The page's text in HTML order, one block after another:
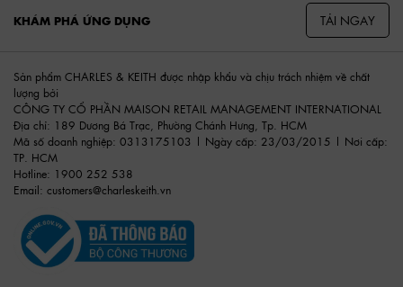
KHÁM PHÁ ỨNG DỤNG TẢI NGAY
Sản phẩm CHARLES & KEITH được nhập khẩu và chịu trách nhiệm về chất
lượng bởi
CÔNG TY CỔ PHẦN MAISON RETAIL MANAGEMENT INTERNATIONAL
Địa chỉ: 189 Dương Bá Trạc, Phường Chánh Hưng, Tp. HCM
Mã số doanh nghiệp: 0313175103 | Ngày cấp: 23/03/2015 | Nơi cấp:
TP. HCM
Hotline: 1900 252 538
Email: customers@charleskeith.vn